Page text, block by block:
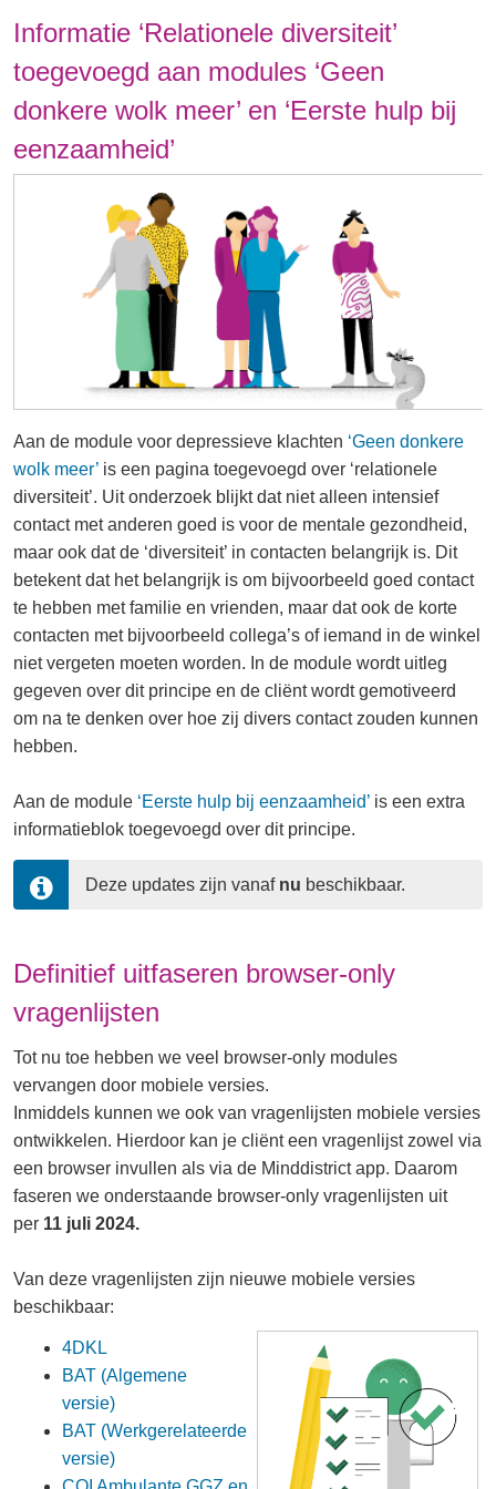
Informatie ‘Relationele diversiteit’
toegevoegd aan modules ‘Geen
donkere wolk meer’ en ‘Eerste hulp bij
eenzaamheid’
Aan de module voor depressieve klachten ‘Geen donkere
wolk meer’ is een pagina toegevoegd over ‘relationele
diversiteit’. Uit onderzoek blijkt dat niet alleen intensief
contact met anderen goed is voor de mentale gezondheid,
maar ook dat de ‘diversiteit’ in contacten belangrijk is. Dit
betekent dat het belangrijk is om bijvoorbeeld goed contact
te hebben met familie en vrienden, maar dat ook de korte
contacten met bijvoorbeeld collega’s of iemand in de winkel
niet vergeten moeten worden. In de module wordt uitleg
gegeven over dit principe en de cliënt wordt gemotiveerd
om na te denken over hoe zij divers contact zouden kunnen
hebben.
Aan de module ‘Eerste hulp bij eenzaamheid’ is een extra
informatieblok toegevoegd over dit principe.
Deze updates zijn vanaf nu beschikbaar.
Definitief uitfaseren browser-only
vragenlijsten
Tot nu toe hebben we veel browser-only modules
vervangen door mobiele versies.
Inmiddels kunnen we ook van vragenlijsten mobiele versies
ontwikkelen. Hierdoor kan je cliënt een vragenlijst zowel via
een browser invullen als via de Minddistrict app. Daarom
faseren we onderstaande browser-only vragenlijsten uit
per 11 juli 2024.
Van deze vragenlijsten zijn nieuwe mobiele versies
beschikbaar:
4DKL
BAT (Algemene
versie)
BAT (Werkgerelateerde
versie)